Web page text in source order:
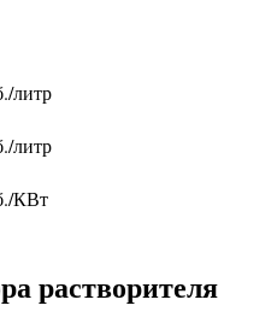
литр
литр
КВт
растворителя